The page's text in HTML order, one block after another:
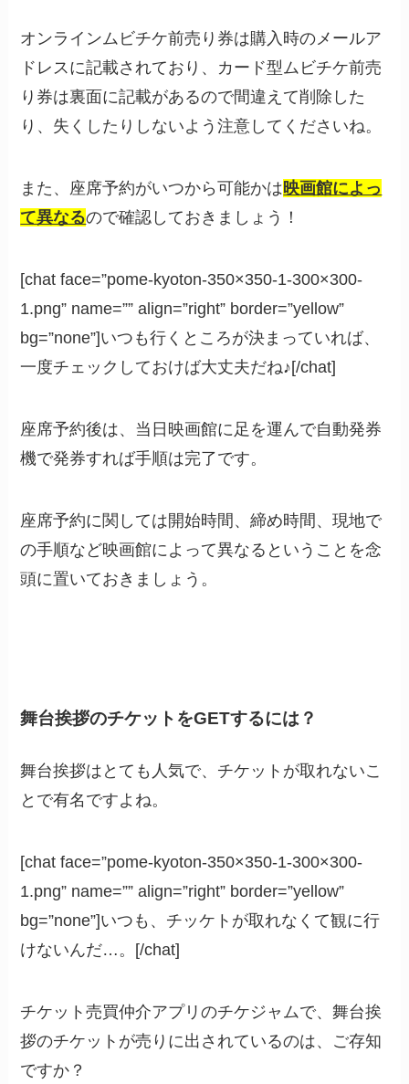
オンラインムビチケ前売り券は購入時のメールア
ドレスに記載されており、カード型ムビチケ前売
り券は裏面に記載があるので間違えて削除した
り、失くしたりしないよう注意してくださいね。
また、座席予約がいつから可能かは映画館によっ
て異なるので確認しておきましょう！
[chat face=”pome-kyoton-350×350-1-300×300-
1.png” name=”” align=”right” border=”yellow”
bg=”none”]いつも行くところが決まっていれば、
一度チェックしておけば大丈夫だね♪[/chat]
座席予約後は、当日映画館に足を運んで自動発券
機で発券すれば手順は完了です。
座席予約に関しては開始時間、締め時間、現地で
の手順など映画館によって異なるということを念
頭に置いておきましょう。
舞台挨拶のチケットをGETするには？
舞台挨拶はとても人気で、チケットが取れないこ
とで有名ですよね。
[chat face=”pome-kyoton-350×350-1-300×300-
1.png” name=”” align=”right” border=”yellow”
bg=”none”]いつも、チッケトが取れなくて観に行
けないんだ…。[/chat]
チケット売買仲介アプリのチケジャムで、舞台挨
拶のチケットが売りに出されているのは、ご存知
ですか？